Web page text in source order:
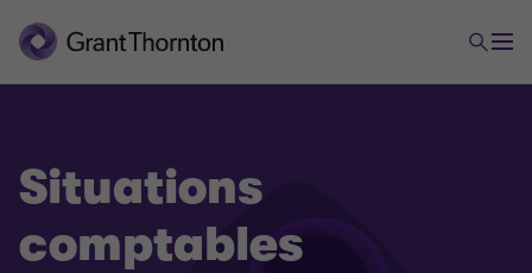
Etablissement des comptes annuels
Situations
comptables